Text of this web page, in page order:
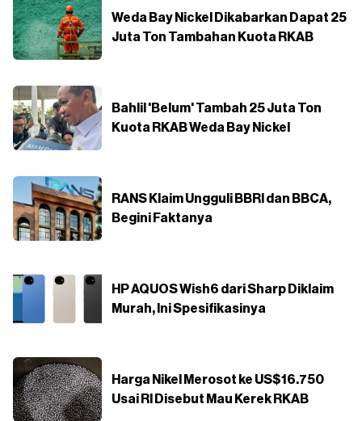
Weda Bay Nickel Dikabarkan Dapat 25
Juta Ton Tambahan Kuota RKAB
Bahlil 'Belum' Tambah 25 Juta Ton
Kuota RKAB Weda Bay Nickel
RANS Klaim Ungguli BBRI dan BBCA,
Begini Faktanya
HP AQUOS Wish6 dari Sharp Diklaim
Murah, Ini Spesifikasinya
Harga Nikel Merosot ke US$16.750
Usai RI Disebut Mau Kerek RKAB